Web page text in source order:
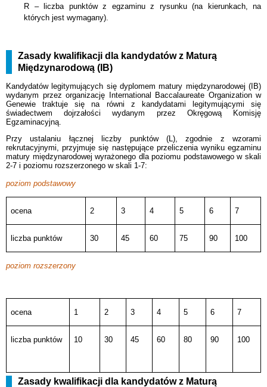
R – liczba punktów z egzaminu z rysunku (na kierunkach, na
których jest wymagany).
Zasady kwalifikacji dla kandydatów z Maturą
Międzynarodową (IB)
Kandydatów legitymujących się dyplomem matury międzynarodowej (IB)
wydanym przez organizację International Baccalaureate Organization w
Genewie traktuje się na równi z kandydatami legitymującymi się
świadectwem dojrzałości wydanym przez Okręgową Komisję
Egzaminacyjną.
Przy ustalaniu łącznej liczby punktów (L), zgodnie z wzorami
rekrutacyjnymi, przyjmuje się następujące przeliczenia wyniku egzaminu
matury międzynarodowej wyrażonego dla poziomu podstawowego w skali
2-7 i poziomu rozszerzonego w skali 1-7:
poziom podstawowy
ocena 2 3 4 5 6 7
liczba punktów 30 45 60 75 90 100
poziom rozszerzony
ocena 1 2 3 4 5 6 7
liczba punktów 10 30 45 60 80 90 100
Zasady kwalifikacji dla kandydatów z Maturą